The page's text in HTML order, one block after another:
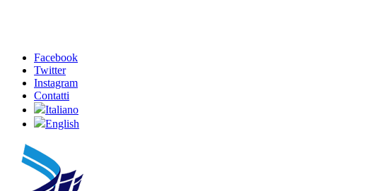
Facebook
Twitter
Instagram
Contatti
Italiano
English